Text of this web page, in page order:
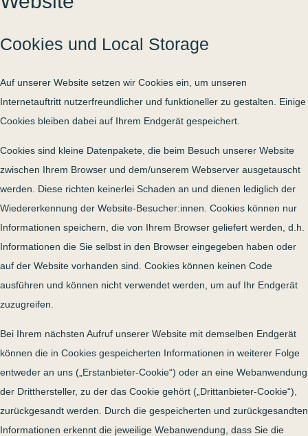
Cookies und Local Storage
Auf unserer Website setzen wir Cookies ein, um unseren
Internetauftritt nutzerfreundlicher und funktioneller zu gestalten. Einige
Cookies bleiben dabei auf Ihrem Endgerät gespeichert.
Cookies sind kleine Datenpakete, die beim Besuch unserer Website
zwischen Ihrem Browser und dem/unserem Webserver ausgetauscht
werden. Diese richten keinerlei Schaden an und dienen lediglich der
Wiedererkennung der Website-Besucher:innen. Cookies können nur
Informationen speichern, die von Ihrem Browser geliefert werden, d.h.
Informationen die Sie selbst in den Browser eingegeben haben oder
auf der Website vorhanden sind. Cookies können keinen Code
ausführen und können nicht verwendet werden, um auf Ihr Endgerät
zuzugreifen.
Bei Ihrem nächsten Aufruf unserer Website mit demselben Endgerät
können die in Cookies gespeicherten Informationen in weiterer Folge
entweder an uns („Erstanbieter-Cookie“) oder an eine Webanwendung
der Dritthersteller, zu der das Cookie gehört („Drittanbieter-Cookie“),
zurückgesandt werden. Durch die gespeicherten und zurückgesandten
Informationen erkennt die jeweilige Webanwendung, dass Sie die